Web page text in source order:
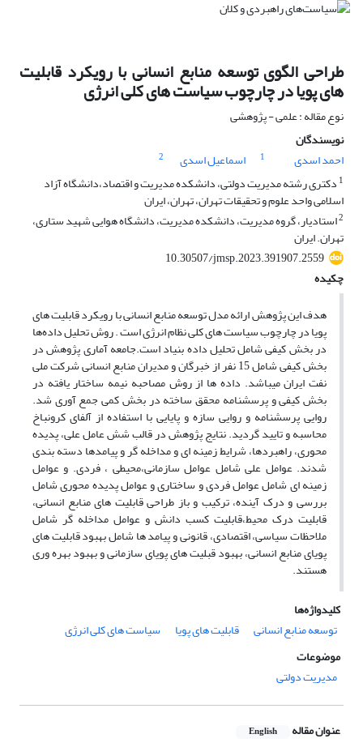
طراحی الگوی توسعه منابع انسانی با رویکرد قابلیت
های پویا در چارچوب سیاست های کلی انرژی
نوع مقاله : علمی - پژوهشی
نویسندگان
احمد اسدی
1 اسماعیل اسدی
2
1 دکتری رشته مدیریت دولتی، دانشکده مدیریت و اقتصاد،دانشگاه آزاد
اسلامی واحد علوم و تحقیقات تهران، تهران، ایران
2استادیار، گروه مدیریت، دانشکده مدیریت، دانشگاه هوایی شهید ستاری،
تهران. ایران
10.30507/jmsp.2023.391907.2559
چکیده
هدف این پژوهش ارائه مدل توسعه منابع انسانی با رویکرد قابلیت های
پویا در چارچوب سیاست های کلی نظام انرژی است . روش تحلیل داده‌ها
در بخش کیفی شامل تحلیل داده ‌‌بنیاد است.جامعه آماری پژوهش در
بخش کیفی شامل 15 نفر از خبرگان و مدیران منابع انسانی شرکت ملی
نفت ایران میباشد. داده ها از روش مصاحبه نیمه ساختار یافته در
بخش کیفی و پرسشنامه محقق ساخته در بخش کمی جمع آوری شد.
روایی پرسشنامه و روایی سازه و پایایی با استفاده از آلفای کرونباخ
محاسبه و تایید گردید. نتایج پژوهش در قالب شش عامل علی، پدیده
محوری، راهبردها، شرایط زمینه ای و مداخله گر و پیامدها دسته بندی
شدند. عوامل علی شامل عوامل سازمانی،محیطی ، فردی. و عوامل
زمینه ای شامل عوامل فردی و ساختاری و عوامل پدیده محوری شامل
بررسی و درک آینده، ترکیب و باز طراحی قابلیت های منابع انسانی،
قابلیت درک محیط،قابلیت کسب دانش و عوامل مداخله گر شامل
ملاحظات سیاسی، اقتصادی، قانونی و پیامد ها شامل بهبود قابلیت های
پویای منابع انسانی، بهبود قبلیت های پویای سازمانی و بهبود بهره وری
هستند.
کلیدواژه‌ها
توسعه منابع انسانی
قابلیت های پویا
سیاست های کلی انرژی
موضوعات
مدیریت دولتی
عنوان مقاله English